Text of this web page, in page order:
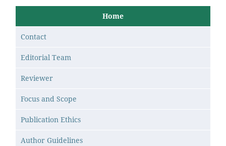
Home
Contact
Editorial Team
Reviewer
Focus and Scope
Publication Ethics
Author Guidelines